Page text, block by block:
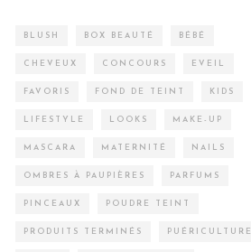
BLUSH BOX BEAUTÉ BÉBÉ
CHEVEUX CONCOURS EVEIL
FAVORIS FOND DE TEINT KIDS
LIFESTYLE LOOKS MAKE-UP
MASCARA MATERNITÉ NAILS
OMBRES À PAUPIÈRES PARFUMS
PINCEAUX POUDRE TEINT
PRODUITS TERMINÉS PUÉRICULTURE